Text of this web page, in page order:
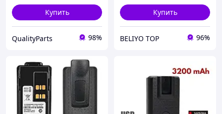
Купить
QualityParts 98%
Купить
BELIYO TOP 96%